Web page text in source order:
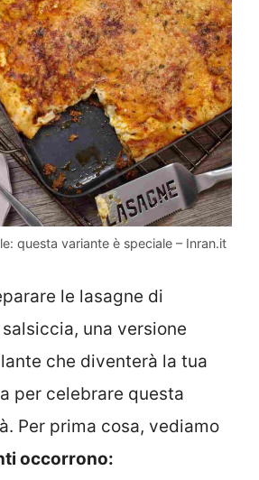
questa variante è speciale – Inran.it
le lasagne di
una versione
che diventerà la tua
per celebrare questa
Per prima cosa, vediamo
occorrono: